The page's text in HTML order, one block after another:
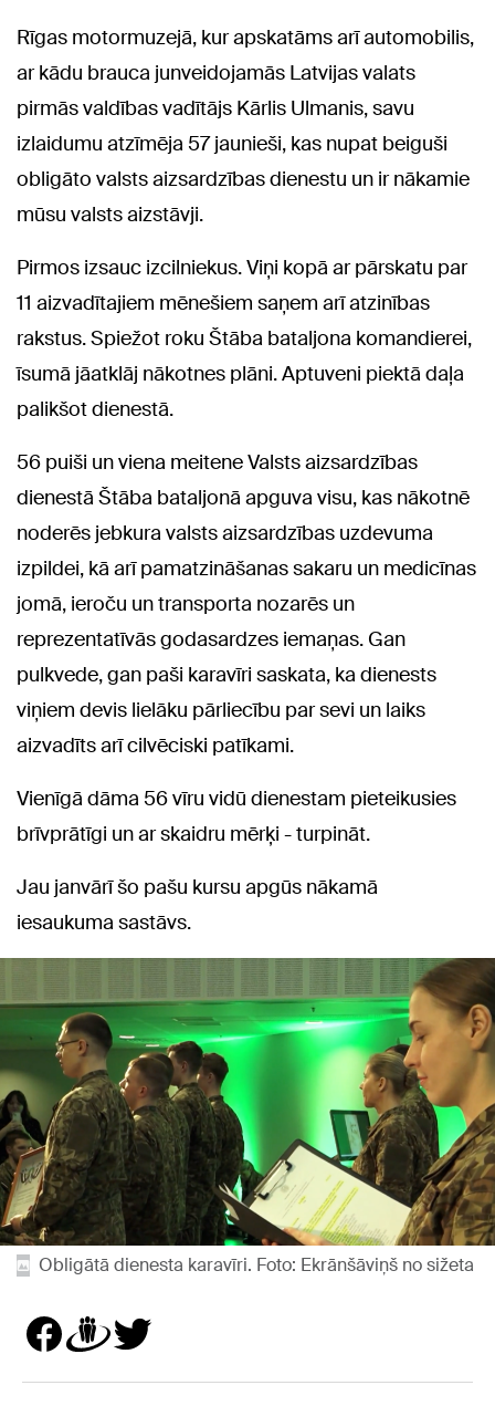
Rīgas motormuzejā, kur apskatāms arī automobilis,
ar kādu brauca junveidojamās Latvijas valats
pirmās valdības vadītājs Kārlis Ulmanis, savu
izlaidumu atzīmēja 57 jaunieši, kas nupat beiguši
obligāto valsts aizsardzības dienestu un ir nākamie
mūsu valsts aizstāvji.
Pirmos izsauc izcilniekus. Viņi kopā ar pārskatu par
11 aizvadītajiem mēnešiem saņem arī atzinības
rakstus. Spiežot roku Štāba bataljona komandierei,
īsumā jāatklāj nākotnes plāni. Aptuveni piektā daļa
palikšot dienestā.
56 puiši un viena meitene Valsts aizsardzības
dienestā Štāba bataljonā apguva visu, kas nākotnē
noderēs jebkura valsts aizsardzības uzdevuma
izpildei, kā arī pamatzināšanas sakaru un medicīnas
jomā, ieroču un transporta nozarēs un
reprezentatīvās godasardzes iemaņas. Gan
pulkvede, gan paši karavīri saskata, ka dienests
viņiem devis lielāku pārliecību par sevi un laiks
aizvadīts arī cilvēciski patīkami.
Vienīgā dāma 56 vīru vidū dienestam pieteikusies
brīvprātīgi un ar skaidru mērķi - turpināt.
Jau janvārī šo pašu kursu apgūs nākamā
iesaukuma sastāvs.
Obligātā dienesta karavīri. Foto: Ekrānšāviņš no sižeta